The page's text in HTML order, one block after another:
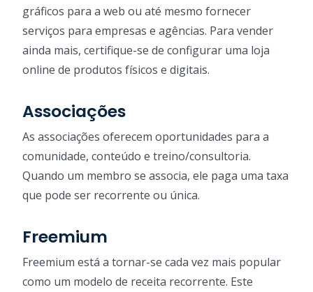
gráficos para a web ou até mesmo fornecer
serviços para empresas e agências. Para vender
ainda mais, certifique-se de configurar uma loja
online de produtos físicos e digitais.
Associações
As associações oferecem oportunidades para a
comunidade, conteúdo e treino/consultoria.
Quando um membro se associa, ele paga uma taxa
que pode ser recorrente ou única.
Freemium
Freemium está a tornar-se cada vez mais popular
como um modelo de receita recorrente. Este